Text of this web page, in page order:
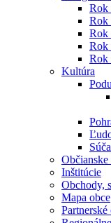
Rok
Rok
Rok
Rok
Rok
Kultúra
Občianske
Inštitúcie
Obchody,
Mapa obce
Partnerské